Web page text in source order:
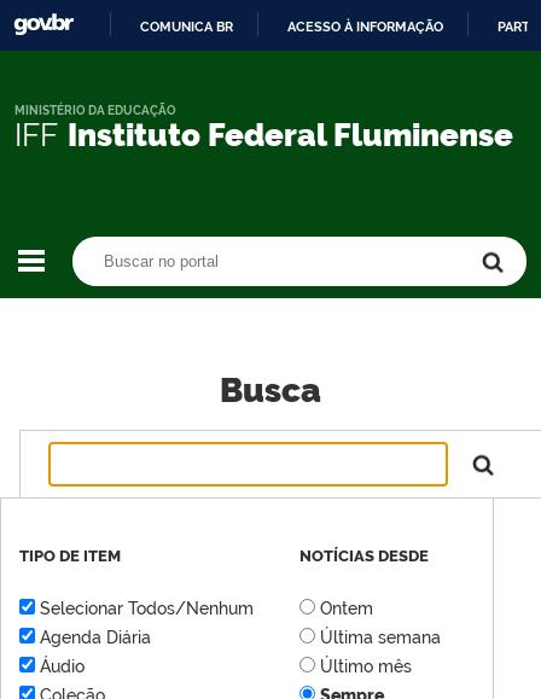
CONTEÚDO
COMUNICA BR ACESSO À INFORMAÇÃO
IFF Instituto Federal Fluminense
MINISTÉRIO DA EDUCAÇÃO
Busca
TIPO DE ITEM
Selecionar Todos/Nenhum
Agenda Diária
Áudio
Coleção
NOTÍCIAS DESDE
Ontem
Última semana
Último mês
Sempre